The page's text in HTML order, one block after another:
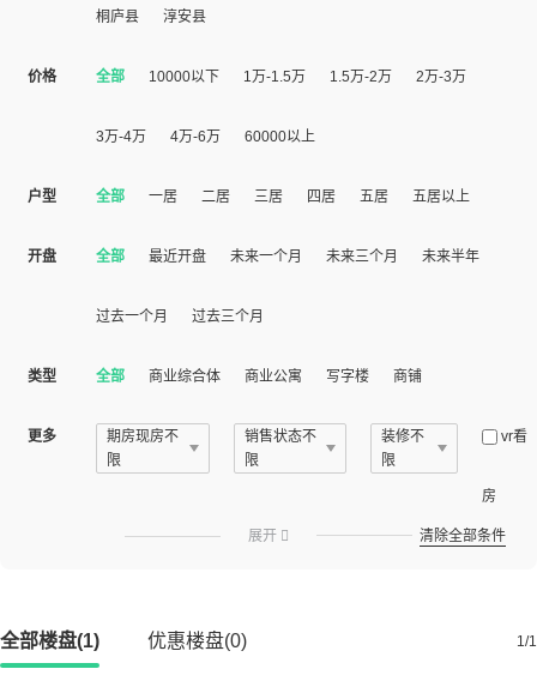
桐庐县 淳安县
价格 全部 10000以下 1万-1.5万 1.5万-2万 2万-3万
3万-4万 4万-6万 60000以上
户型 全部 一居 二居 三居 四居 五居 五居以上
开盘 全部 最近开盘 未来一个月 未来三个月 未来半年
过去一个月 过去三个月
类型 全部 商业综合体 商业公寓 写字楼 商铺
更多
期房现房不
限
销售状态不
限
装修不
限
vr看
房
展开  清除全部条件
全部楼盘(1) 优惠楼盘(0) 1/1